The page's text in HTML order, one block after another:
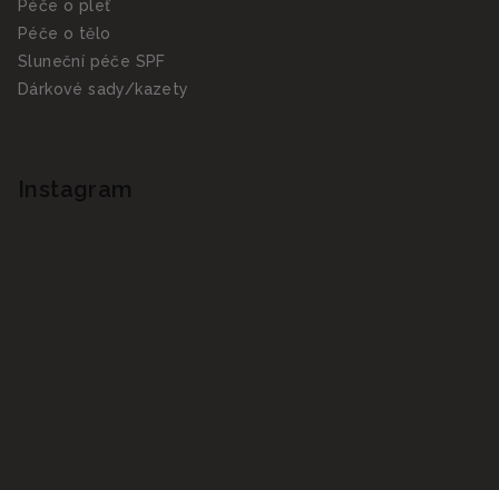
Péče o pleť
Péče o tělo
Sluneční péče SPF
Dárkové sady/kazety
Instagram